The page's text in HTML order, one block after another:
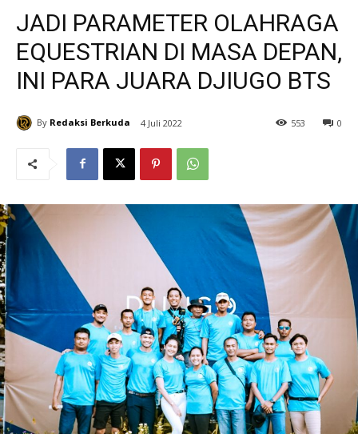
JADI PARAMETER OLAHRAGA
EQUESTRIAN DI MASA DEPAN,
INI PARA JUARA DJIUGO BTS
By Redaksi Berkuda 4 Juli 2022 0
553